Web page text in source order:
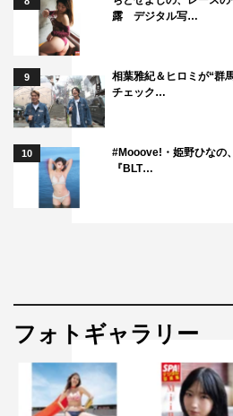
露 デジタル写…
9
相葉雅紀＆ヒロミが“群
チェック…
10
#Mooove!・姫野ひなの
『BLT…
フォトギャラリー